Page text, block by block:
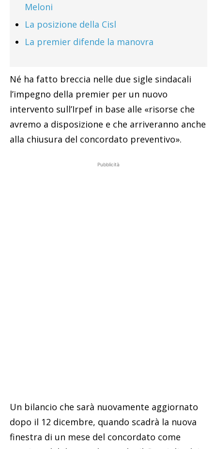
Meloni
La posizione della Cisl
La premier difende la manovra
Né ha fatto breccia nelle due sigle sindacali
l’impegno della premier per un nuovo
intervento sull’Irpef in base alle «risorse che
avremo a disposizione e che arriveranno anche
alla chiusura del concordato preventivo».
Pubblicità
Un bilancio che sarà nuovamente aggiornato
dopo il 12 dicembre, quando scadrà la nuova
finestra di un mese del concordato come